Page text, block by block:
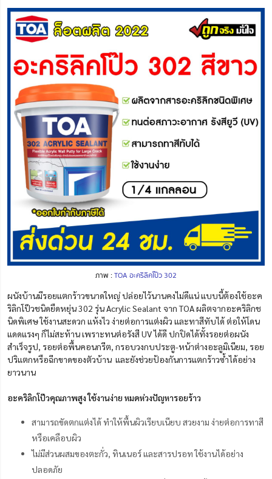
ภาพ :TOA อะคริลิคโป๊ว 302
ผนังบ้านมีรอยแตกร้าวขนาดใหญ่ ปล่อยไว้นานคงไม่ดีแน่ แบบนี้ต้องใช้อะค
ริลิกโป๊วชนิดยืดหยุ่น 302 รุ่น Acrylic Sealant จาก TOA ผลิตจากอะคริลิกช
นิดพิเศษ ใช้งานสะดวก แห้งไว ง่ายต่อการแต่งผิว และทาสีทับได้ ต่อให้โดน
แดดแรงๆ ก็ไม่สะท้าน เพราะทนต่อรังสี UV ได้ดี ปกปิดได้ทั้งรอยต่อผนัง
สำเร็จรูป, รอยต่อพื้นคอนกรีต, กรอบวงกบประตู-หน้าต่างอะลูมิเนียม, รอย
ปริแตกหรือฉีกขาดของตัวบ้าน และยังช่วยป้องกันการแตกร้าวซ้ำได้อย่าง
ยาวนาน
อะคริลิกโป๊วคุณภาพสูง ใช้งานง่าย หมดห่วงปัญหารอยร้าว
สามารถขัดตกแต่งได้ ทำให้พื้นผิวเรียบเนียบ สวยงาม ง่ายต่อการทาสี
หรือเคลือบผิว
ไม่มีส่วนผสมของตะกั่ว, ทินเนอร์ และสารปรอท ใช้งานได้อย่าง
ปลอดภัย